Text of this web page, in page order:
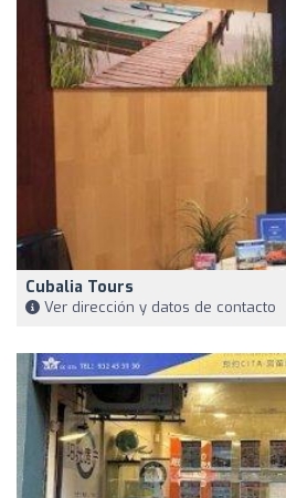
Cubalia Tours
Ver dirección y datos de contacto